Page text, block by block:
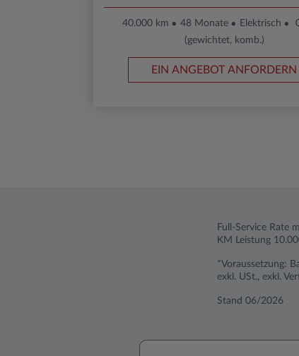
40.000 km 48 Monate Elektrisch
(gewichtet, komb.)
EIN ANGEBOT ANFORDERN
Full-Service Rate
KM Leistung
*Voraussetzung:
exkl. USt., exkl.
Stand 06/2026